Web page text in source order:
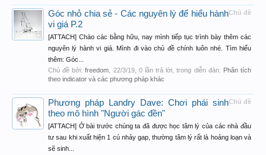
Chủ đề
Góc nhỏ chia sẻ - Các nguyên lý để hiểu hành
vi giá P.2
[ATTACH] Chào các bằng hữu, nay mình tiếp tục trình bày thêm các
nguyên lý hành vi giá. Mình đi vào chủ đề chính luôn nhé. Tìm hiểu
thêm: Góc...
Chủ đề bởi:freedom 22/3/19, 0 lần trả lời, trong diễn đàn: Phân tích
theo indicator và các phương pháp khác
Chủ đề
Phương pháp Landry Dave: Chơi phái sinh
theo mô hình "Người gác đền"
[ATTACH] Ở bài trước chúng ta đã được học tâm lý của các nhà đầu
tư sau khi xuất hiện 1 cú nhảy gap, thường tâm lý rất là hoảng loạn và
sẽ sinh...